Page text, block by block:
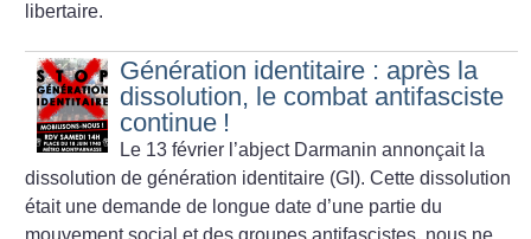
libertaire.
Génération identitaire : après la
dissolution, le combat antifasciste
continue !
Le 13 février l’abject Darmanin annonçait la
dissolution de génération identitaire (GI). Cette dissolution
était une demande de longue date d’une partie du
mouvement social et des groupes antifascistes, nous ne